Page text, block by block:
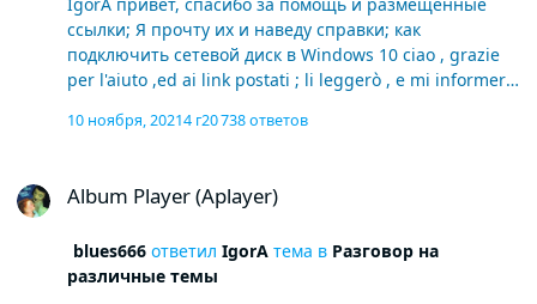
grado di impostazioni varie uso semplicemente un DAC
Fiio Mark Q1 Mk , e impostato full memory , ASIO , 32b
ed un PC. i5 8gb qui le voci , son molto belle ! grazie P.S.
@IgorA ti avevo scritto tempo addietro , per come
collegare in rete ; 2 PC .purtroppo non sono stato
sarebbero stati un muri per le nostre diverse lingue .
ссылки; Я прочту их и наведу справки; как
подключить сетевой диск в Windows 10 ciao , grazie
per l'aiuto ,ed ai link postati ; li leggerò , e mi informerò
10 ноября, 20214 г20 738 ответов
Album Player (Aplayer)
blues666ответил IgorAтема в Разговор на
различные темы